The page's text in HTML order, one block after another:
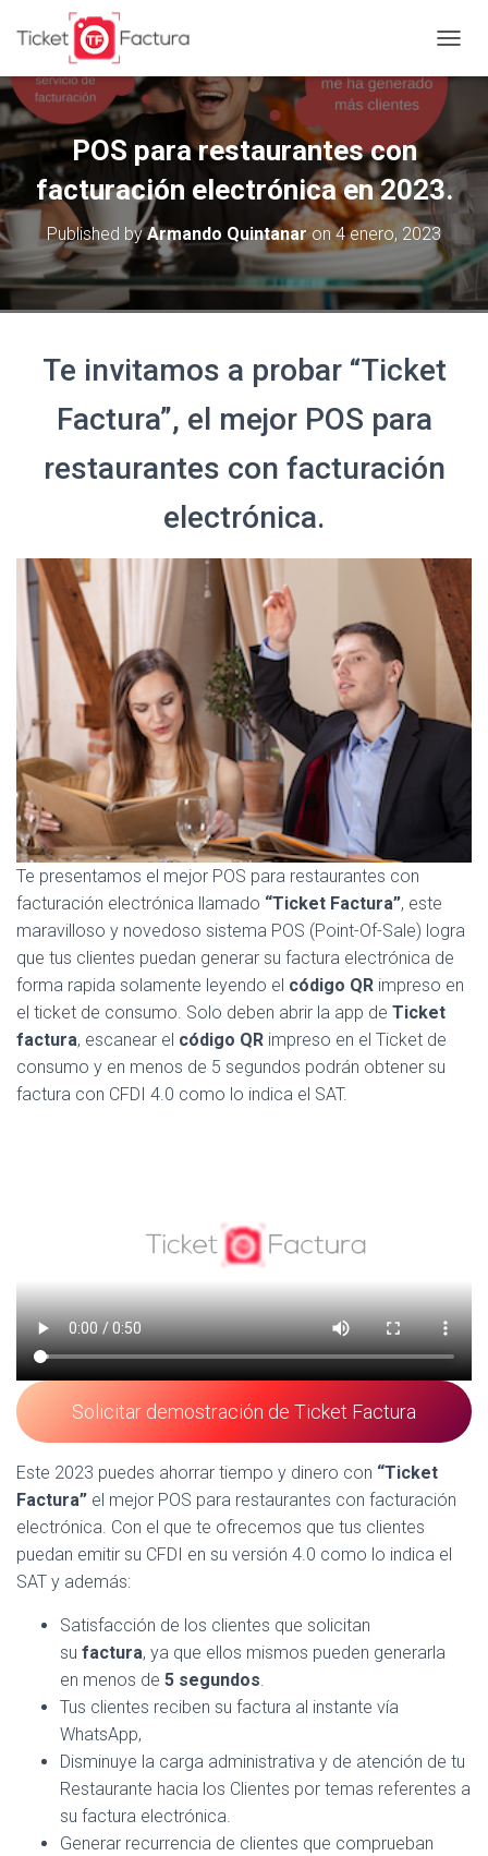
O
E
A
I
G
A
T
POS para restaurantes con
facturación electrónica en 2023.
Published byArmando Quintanaron4 enero, 2023
Te invitamos a probar “Ticket
Factura”, el mejor POS para
restaurantes con facturación
electrónica.
Te presentamos el mejor POS para restaurantes con
facturación electrónica llamado “Ticket Factura”, este
maravilloso y novedoso sistema POS (Point-Of-Sale) logra
que tus clientes puedan generar su factura electrónica de
forma rapida solamente leyendo el código QR impreso en
el ticket de consumo. Solo deben abrir la app de Ticket
factura, escanear el código QR impreso en el Ticket de
consumo y en menos de 5 segundos podrán obtener su
factura con CFDI 4.0 como lo indica el SAT.
Solicitar demostración de Ticket Factura
Este 2023 puedes ahorrar tiempo y dinero con “Ticket
Factura” el mejor POS para restaurantes con facturación
electrónica. Con el que te ofrecemos que tus clientes
puedan emitir su CFDI en su versión 4.0 como lo indica el
SAT y además:
Satisfacción de los clientes que solicitan
su factura, ya que ellos mismos pueden generarla
en menos de 5 segundos.
Tus clientes reciben su factura al instante vía
WhatsApp,
Disminuye la carga administrativa y de atención de tu
Restaurante hacia los Clientes por temas referentes a
su factura electrónica.
Generar recurrencia de clientes que comprueban